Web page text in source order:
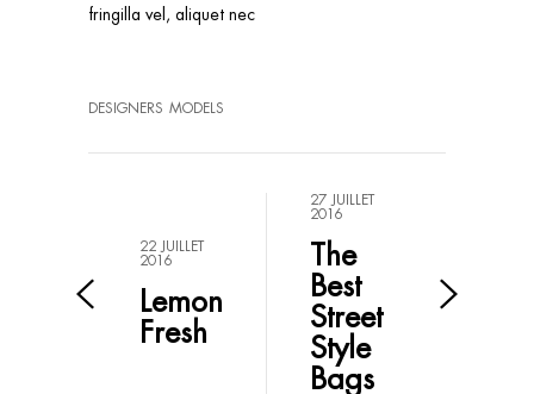
fringilla vel, aliquet nec
DESIGNERS MODELS
22 JUILLET
2016
Lemon
Fresh
27 JUILLET
2016
The
Best
Street
Style
Bags